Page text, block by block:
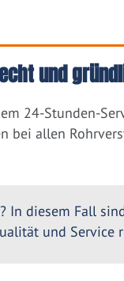
und
24-Stunden-
bei allen
In diesem Fall
und Service